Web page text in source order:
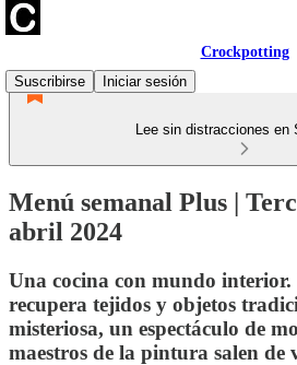
Crockpotting
Suscribirse
Iniciar sesión
Lee sin distracciones en
Menú semanal Plus |
abril 2024
Una cocina con mundo
recupera tejidos y objetos
misteriosa, un espectáculo de
maestros de la pintura salen de